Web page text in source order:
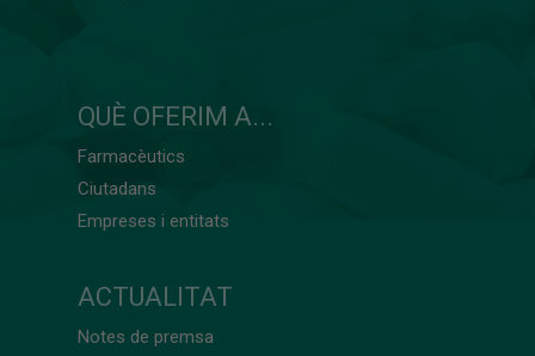
QUÈ OFERIM A...
Farmacèutics
Ciutadans
Empreses i entitats
ACTUALITAT
Notes de premsa